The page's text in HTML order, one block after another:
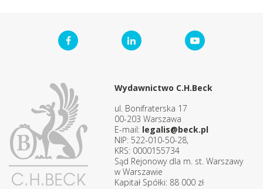
Wydawnictwo C.H.Beck
ul. Bonifraterska 17
00-203 Warszawa
E-mail: legalis@beck.pl
NIP: 522-010-50-28,
KRS: 0000155734
Sąd Rejonowy dla m. st. Warszawy
w Warszawie
Kapitał Spółki: 88 000 zł